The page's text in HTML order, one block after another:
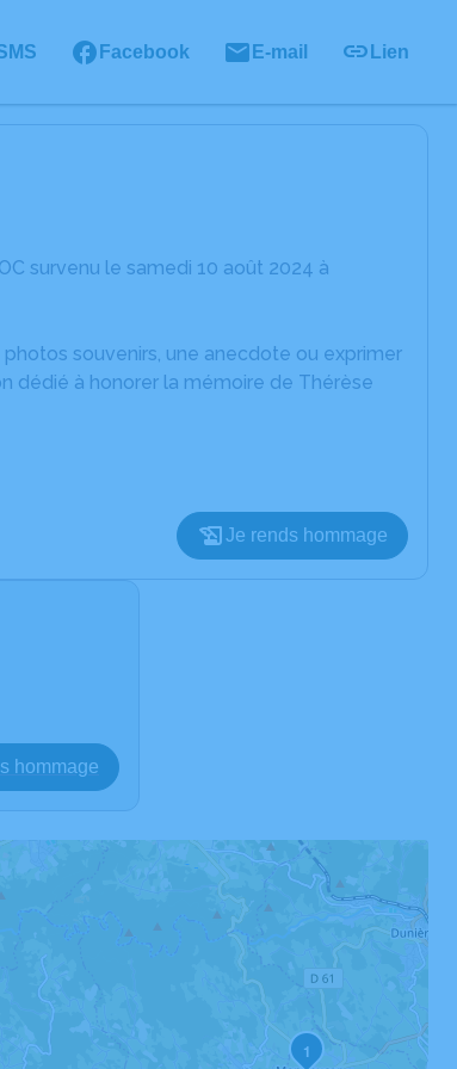
Facebook E-mail Lien
survenu le samedi 10 août 2024 à
souvenirs, une anecdote ou exprimer
dédié à honorer la mémoire de Thérèse
Je rends hommage
hommage
1